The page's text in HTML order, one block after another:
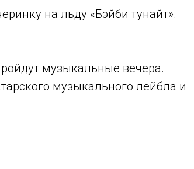
на льду «Бэйби тунайт».
музыкальные вечера.
музыкального лейбла и